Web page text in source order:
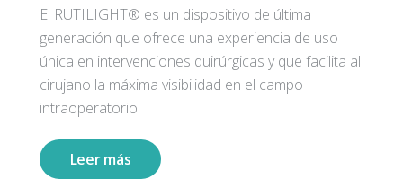
El RUTILIGHT® es un dispositivo de última
generación que ofrece una experiencia de uso
única en intervenciones quirúrgicas y que facilita al
cirujano la máxima visibilidad en el campo
intraoperatorio.
Leer más